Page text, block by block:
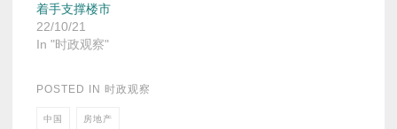
着手支撑楼市
22/10/21
In "时政观察"
POSTED IN 时政观察
中国 房地产